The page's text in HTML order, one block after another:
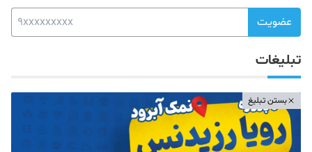
عضویت
تبلیغات
بستن تبلیغ